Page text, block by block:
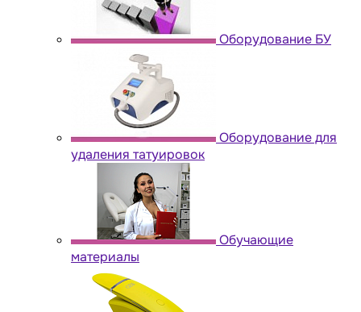
Оборудование БУ
Оборудование для
удаления татуировок
Обучающие
материалы